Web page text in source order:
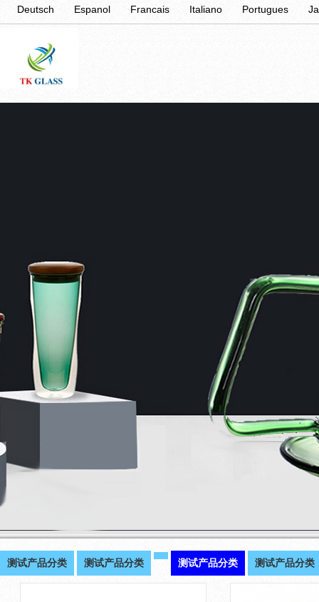
Deutsch Espanol Francais Italiano Portugues
测试产品分类 测试产品分类 测试产品分类 测试产品分类